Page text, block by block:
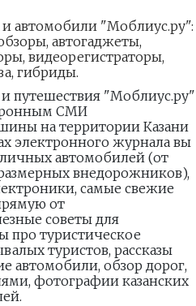
автомобили "Моблиус.ру":
автогаджеты,
видеорегистраторы,
гибриды.
путешествия "Моблиус.ру"
СМИ
на территории Казани
электронного журнала вы
автомобилей (от
внедорожников),
самые свежие
от
советы для
про туристическое
туристов, рассказы
автомобили, обзор дорог,
фотографии казанских